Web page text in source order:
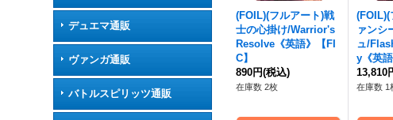
デュエマ通販
ヴァンガ通販
バトルスピリッツ通販
(FOIL)(フルアート)戦
士の心掛け/Warrior's
Resolve《英語》【FI
C】
890円(税込)
在庫数 2枚
(FOIL)(
ァンシ
ュ/
y《英語
13,810
在庫数 1